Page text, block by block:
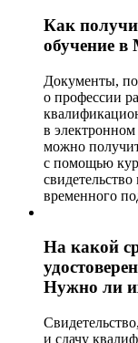
Как
обучение
Документы,
о профессии
в
можно
с помощью
временного
На какой
Нужно ли
и сдачу